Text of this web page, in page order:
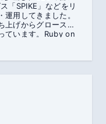
「SPIKE」などをリ
用してきました。
上げからグロースま
ています。Ruby on
す。よろしくお願い